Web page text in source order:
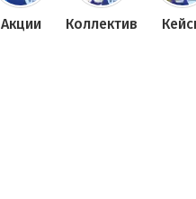
Акции Коллектив